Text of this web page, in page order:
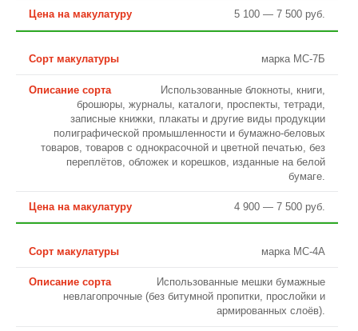
5 100 — 7 500 руб.
марка МС-7Б
Использованные блокноты, книги,
брошюры, журналы, каталоги, проспекты, тетради,
записные книжки, плакаты и другие виды продукции
полиграфической промышленности и бумажно-беловых
товаров, товаров с однокрасочной и цветной печатью, без
переплётов, обложек и корешков, изданные на белой
бумаге.
4 900 — 7 500 руб.
марка МС-4А
Использованные мешки бумажные
невлагопрочные (без битумной пропитки, прослойки и
армированных слоёв).